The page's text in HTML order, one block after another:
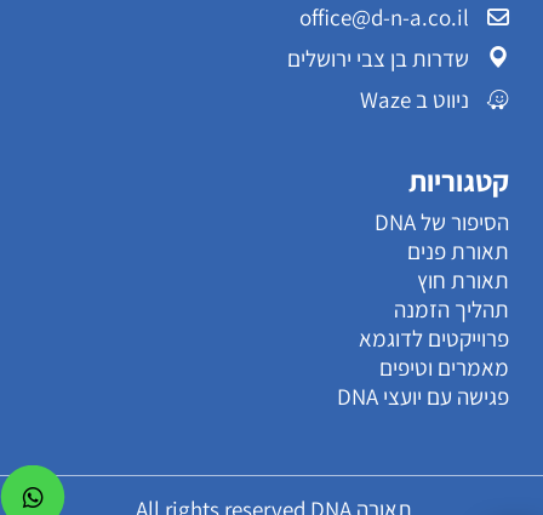
office@d-n-a.co.il
שדרות בן צבי ירושלים
ניווט ב Waze
קטגוריות
הסיפור של DNA
תאורת פנים
תאורת חוץ
תהליך הזמנה
פרוייקטים לדוגמא
מאמרים וטיפים
פגישה עם יועצי DNA
תאורה All rights reserved DNA